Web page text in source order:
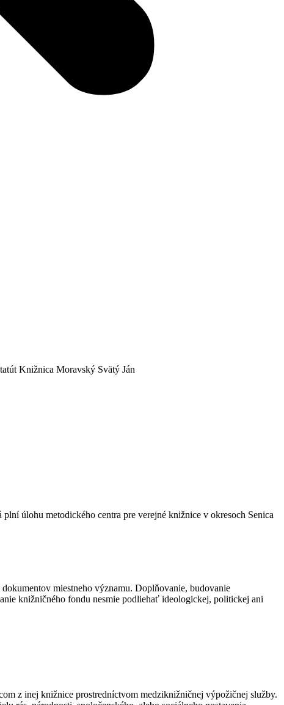
Knižnica Moravský Svätý Ján
úlohu metodického centra pre verejné knižnice v okresoch Senica
miestneho významu. Doplňovanie, budovanie
knižničného fondu nesmie podliehať ideologickej, politickej ani
z inej knižnice prostredníctvom medziknižničnej výpožičnej služby.